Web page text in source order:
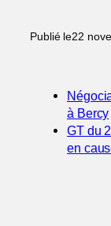
Publié le22
à Bercy
GT du
en